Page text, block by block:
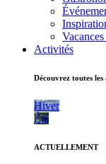
Activités
Découvrez toutes les
Hiver
Été
ACTUELLEMENT